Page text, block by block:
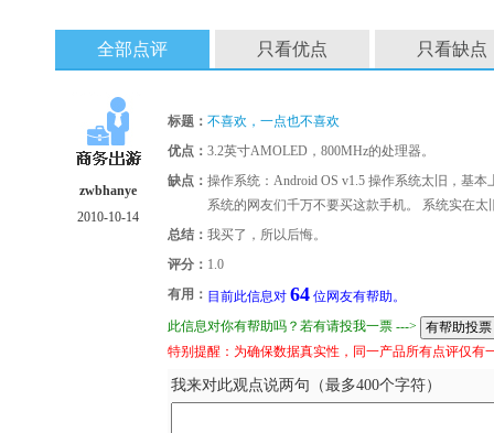
全部点评 只看优点 只看缺点
zwbhanye
2010-10-14
标题： 不喜欢，一点也不喜欢
优点： 3.2英寸AMOLED，800MHz的处理器。
缺点： 操作系统：Android OS v1.5 操作系统太旧，基
系统的网友们千万不要买这款手机。 系统实在太
总结： 我买了，所以后悔。
评分： 1.0
有用： 目前此信息对 64 位网友有帮助。
此信息对你有帮助吗？若有请投我一票 --->
特别提醒：为确保数据真实性，同一产品所有点评仅有
我来对此观点说两句（最多400个字符）